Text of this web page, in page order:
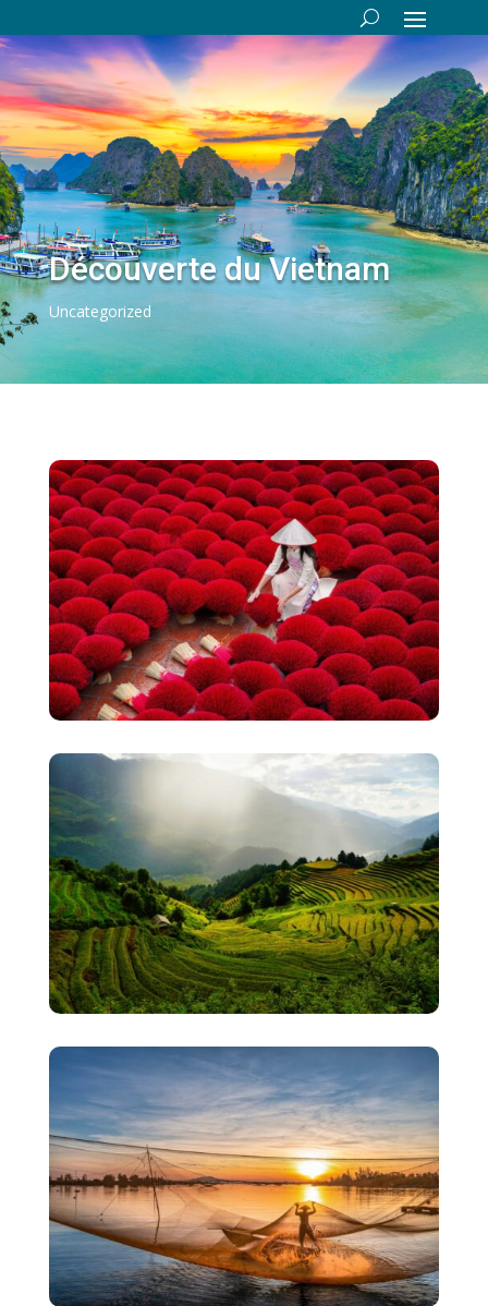
Découverte du Vietnam
Uncategorized